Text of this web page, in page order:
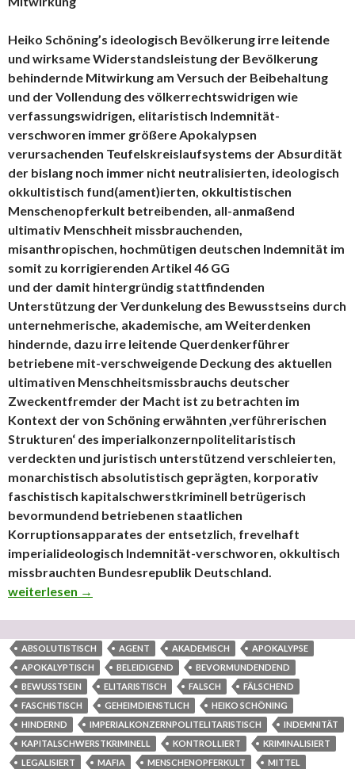
Heiko Schöning’s ideologisch Bevölkerung irre leitende
und wirksame Widerstandsleistung der Bevölkerung
behindernde Mitwirkung am Versuch der Beibehaltung
und der Vollendung des völkerrechtswidrigen wie
verfassungswidrigen, elitaristisch Indemnität-
verschworen immer größere Apokalypsen
verursachenden Teufelskreislaufsystems der Absurdität
der bislang noch immer nicht neutralisierten, ideologisch
okkultistisch fund(ament)ierten, okkultistischen
Menschenopferkult betreibenden, all-anmaßend
ultimativ Menschheit missbrauchenden,
misanthropischen, hochmütigen deutschen Indemnität im
somit zu korrigierenden Artikel 46 GG
und der damit hintergründig stattfindenden
Unterstützung der Verdunkelung des Bewusstseins durch
unternehmerische, akademische, am Weiterdenken
hindernde, dazu irre leitende Querdenkerführer
betriebene mit-verschweigende Deckung des aktuellen
ultimativen Menschheitsmissbrauchs deutscher
Zweckentfremder der Macht ist zu betrachten im
Kontext der von Schöning erwähnten ‚verführerischen
Strukturen‘ des imperialkonzernpolitelitaristisch
verdeckten und juristisch unterstützend verschleierten,
monarchistisch absolutistisch geprägten, korporativ
faschistisch kapitalschwerstkriminell betrügerisch
bevormundend betriebenen staatlichen
Korruptionsapparates der entsetzlich, frevelhaft
imperialideologisch Indemnität-verschworen, okkultisch
missbrauchten Bundesrepublik Deutschland.
!! Höchstbrisant !! – Heiko Schöning’s ideologisch
weiterlesen →
ABSOLUTISTISCH AGENT AKADEMISCH
APOKALYPSE
APOKALYPTISCH
BELEIDIGEND
BEVORMUNDENDEND
BEWUSSTSEIN
ELITARISTISCH FALSCH
FÄLSCHEND
FASCHISTISCH
GEHEIMDIENSTLICH
HEIKO SCHÖNING
HINDERND
IMPERIALKONZERNPOLITELITARISTISCH
INDEMNITÄT
KAPITALSCHWERSTKRIMINELL
KONTROLLIERT
KRIMINALISIERT
LEGALISIERT
MAFIA MENSCHENOPFERKULT
MITTEL